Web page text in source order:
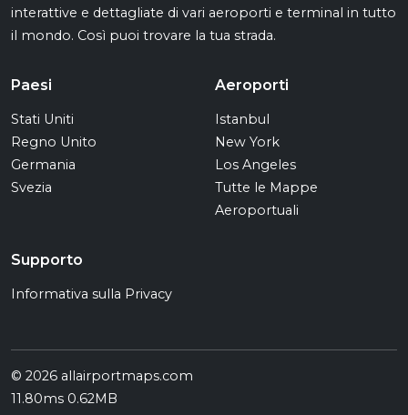
interattive e dettagliate di vari aeroporti e terminal in tutto
il mondo. Così puoi trovare la tua strada.
Paesi
Stati Uniti
Regno Unito
Germania
Svezia
Aeroporti
Istanbul
New York
Los Angeles
Tutte le Mappe
Aeroportuali
Supporto
Informativa sulla Privacy
© 2026 allairportmaps.com
11.80ms 0.62MB